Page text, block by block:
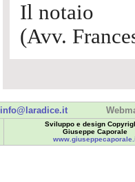
Il notaio
(Avv.
info@laradice.it
Sviluppo e design
Giuseppe Caporale